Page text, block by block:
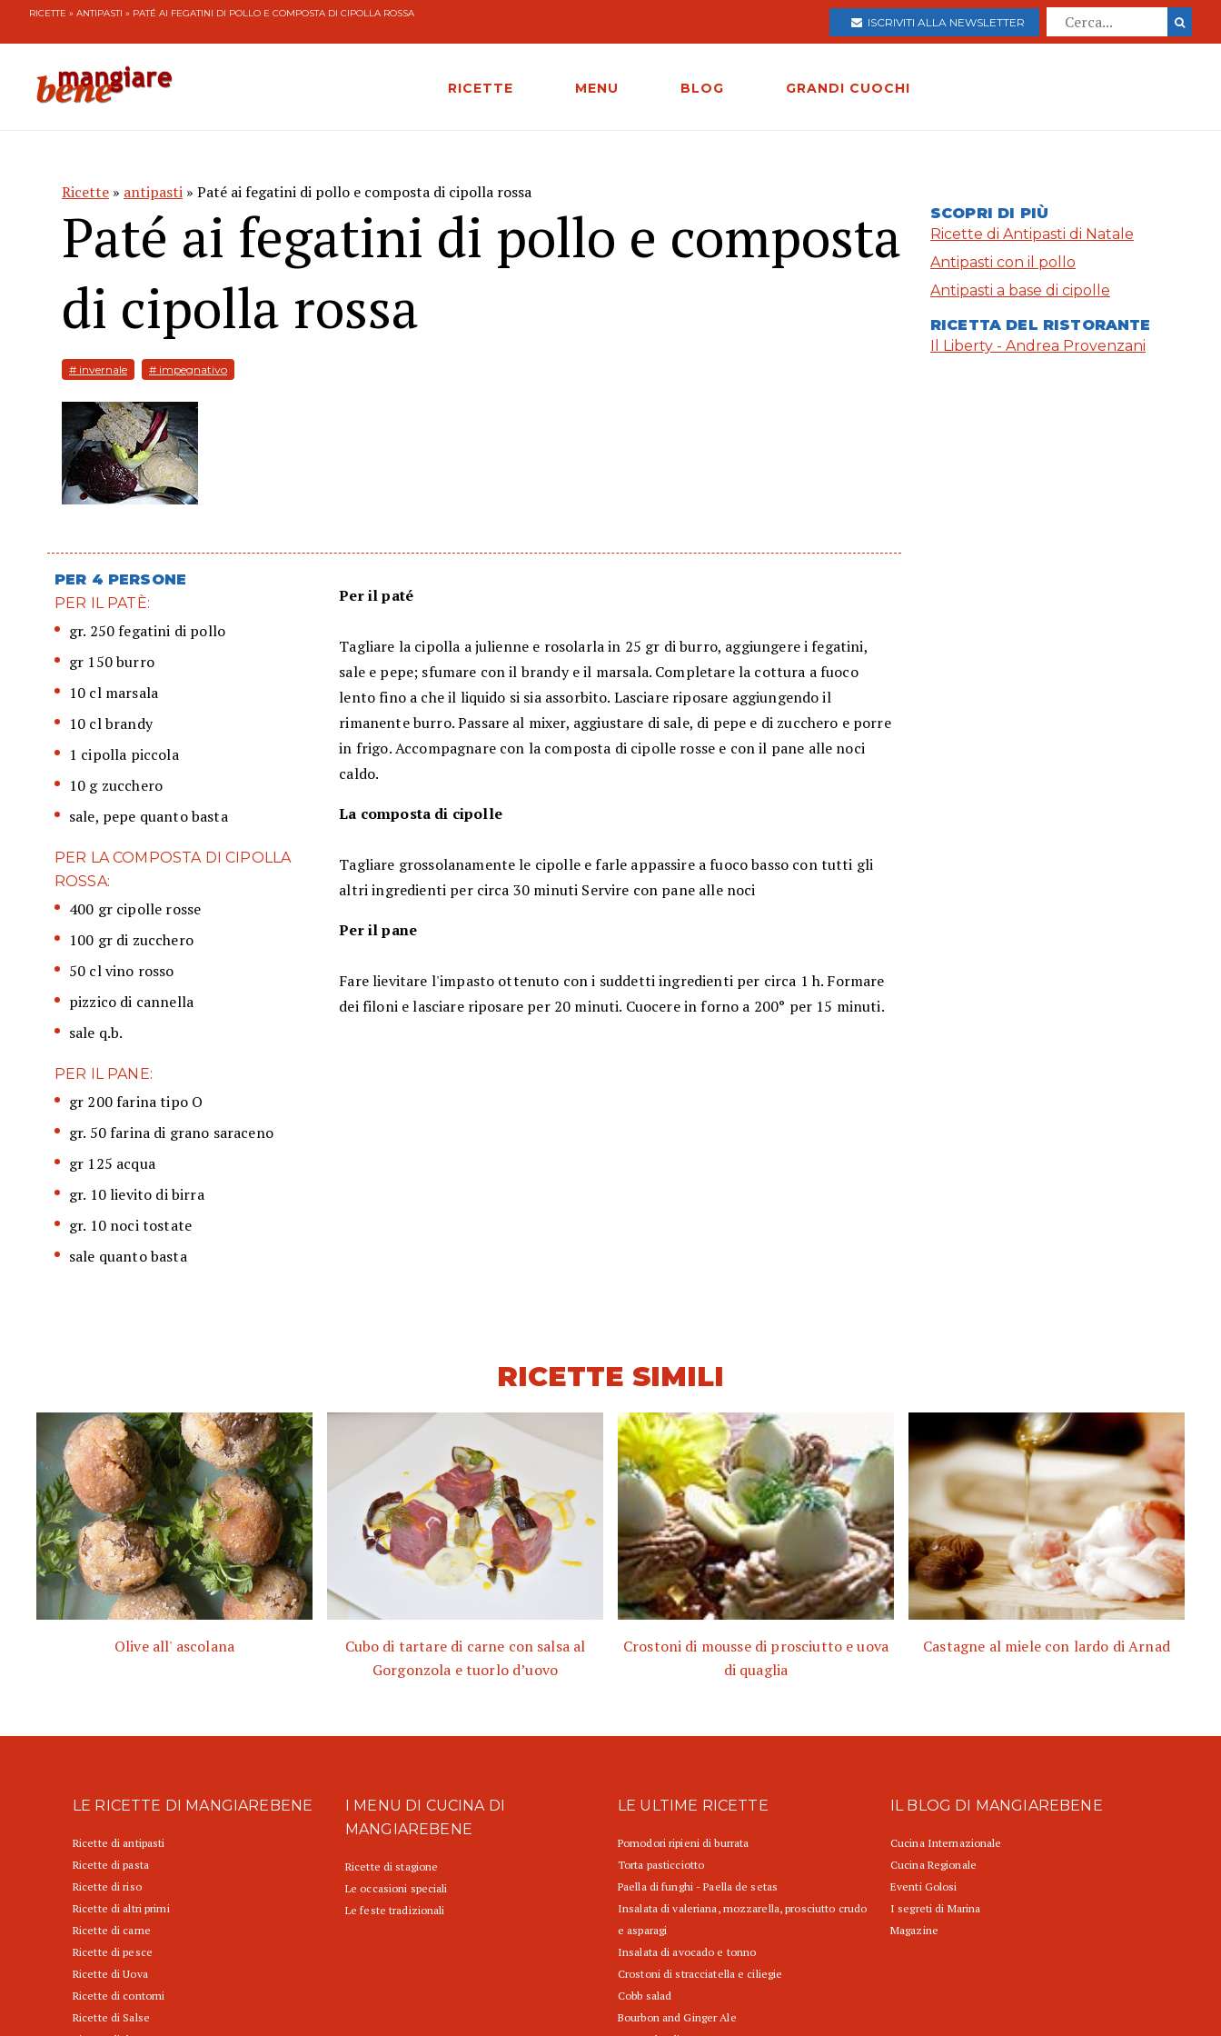
RICETTE » ANTIPASTI » PATÉ AI FEGATINI DI POLLO E COMPOSTA DI CIPOLLA ROSSA
ISCRIVITI ALLA NEWSLETTER
RICETTE MENU BLOG GRANDI CUOCHI
Ricette » antipasti » Paté ai fegatini di pollo e composta di cipolla rossa
Paté ai fegatini di pollo e composta
di cipolla rossa
# invernale # impegnativo
PER 4 PERSONE
PER IL PATÈ:
gr. 250 fegatini di pollo
gr 150 burro
10 cl marsala
10 cl brandy
1 cipolla piccola
10 g zucchero
sale, pepe quanto basta
PER LA COMPOSTA DI CIPOLLA
ROSSA:
400 gr cipolle rosse
100 gr di zucchero
50 cl vino rosso
pizzico di cannella
sale q.b.
PER IL PANE:
gr 200 farina tipo O
gr. 50 farina di grano saraceno
gr 125 acqua
gr. 10 lievito di birra
gr. 10 noci tostate
sale quanto basta
Per il paté
Tagliare la cipolla a julienne e rosolarla in 25 gr di burro, aggiungere i fegatini,
sale e pepe; sfumare con il brandy e il marsala. Completare la cottura a fuoco
lento fino a che il liquido si sia assorbito. Lasciare riposare aggiungendo il
rimanente burro. Passare al mixer, aggiustare di sale, di pepe e di zucchero e porre
in frigo. Accompagnare con la composta di cipolle rosse e con il pane alle noci
caldo.
La composta di cipolle
Tagliare grossolanamente le cipolle e farle appassire a fuoco basso con tutti gli
altri ingredienti per circa 30 minuti Servire con pane alle noci
Per il pane
Fare lievitare l'impasto ottenuto con i suddetti ingredienti per circa 1 h. Formare
dei filoni e lasciare riposare per 20 minuti. Cuocere in forno a 200° per 15 minuti.
SCOPRI DI PIÙ
Ricette di Antipasti di Natale
Antipasti con il pollo
Antipasti a base di cipolle
RICETTA DEL RISTORANTE
Il Liberty - Andrea Provenzani
RICETTE SIMILI
Olive all' ascolana
Cubo di tartare di carne con salsa al
Gorgonzola e tuorlo d’uovo
Crostoni di mousse di prosciutto e uova
di quaglia
Castagne al miele con lardo di Arnad
LE RICETTE DI MANGIAREBENE
Ricette di antipasti
Ricette di pasta
Ricette di riso
Ricette di altri primi
Ricette di carne
Ricette di pesce
Ricette di Uova
Ricette di contorni
Ricette di Salse
I MENU DI CUCINA DI
MANGIAREBENE
Ricette di stagione
Le occasioni speciali
Le feste tradizionali
LE ULTIME RICETTE
Pomodori ripieni di burrata
Torta pasticciotto
Paella di funghi - Paella de setas
Insalata di valeriana, mozzarella, prosciutto crudo
e asparagi
Insalata di avocado e tonno
Crostoni di stracciatella e ciliegie
Cobb salad
Bourbon and Ginger Ale
IL BLOG DI MANGIAREBENE
Cucina Internazionale
Cucina Regionale
Eventi Golosi
I segreti di Marina
Magazine